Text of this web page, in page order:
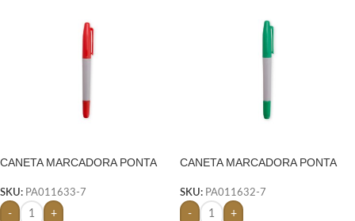
CANETA MARCADORA PONTA
SKU: PA011633-7
- +
CANETA MARCADORA PONTA
SKU: PA011632-7
- +